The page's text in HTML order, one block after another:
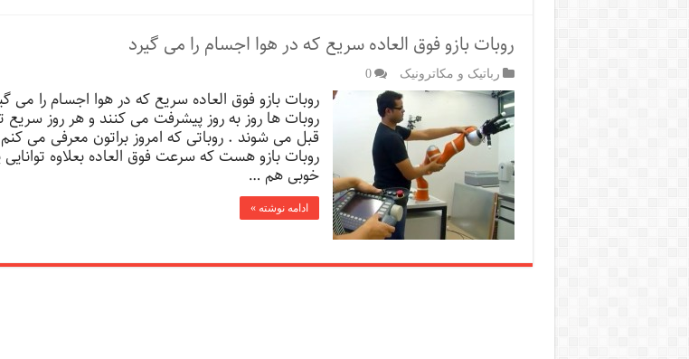
روبات بازو فوق العاده سریع که در هوا اجسام را می گیرد
رباتیک و مکاترونیک 0
روبات بازو فوق العاده سریع که در هوا اجسام را می
روبات ها روز به روز پیشرفت می کنند و هر روز سریع
قبل می شوند . روباتی که امروز براتون معرفی می
روبات بازو هست که سرعت فوق العاده بعلاوه توانایی
خوبی هم …
ادامه نوشته »